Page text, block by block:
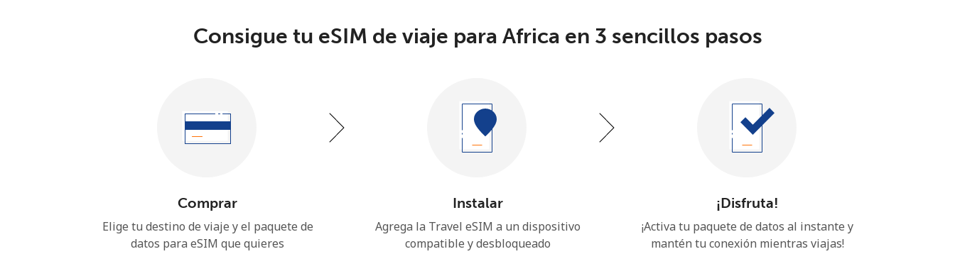
Consigue tu eSIM de viaje para Africa en 3 sencillos pasos
Comprar
Elige tu destino de viaje y el paquete de
datos para eSIM que quieres
Instalar
Agrega la Travel eSIM a un dispositivo
compatible y desbloqueado
¡Disfruta!
¡Activa tu paquete de datos al instante y
mantén tu conexión mientras viajas!